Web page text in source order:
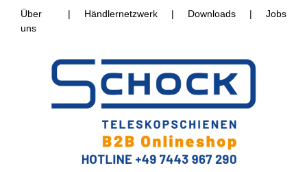
Über
uns
| Händlernetzwerk | Downloads | Jobs